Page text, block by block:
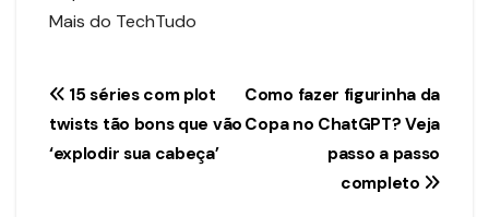
Mais do TechTudo
Navegação
de
Como fazer figurinha da
Copa no ChatGPT? Veja
passo a passo
completo
15 séries com plot
twists tão bons que vão
‘explodir sua cabeça’